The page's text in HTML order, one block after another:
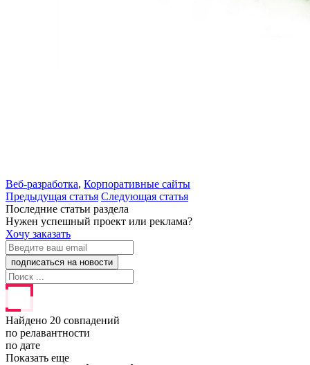
Веб-разработка, Корпоративные сайты
Предыдущая статья Следующая статья
Последние статьи раздела
Нужен успешный проект или реклама?
Хочу заказать
Найдено 20 совпадений
по релавантности
по дате
Показать еще